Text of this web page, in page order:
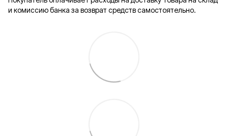
и комиссию банка за возврат средств самостоятельно.